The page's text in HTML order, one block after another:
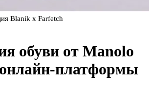
Blanik x Farfetch
обуви от Manolo
платформы